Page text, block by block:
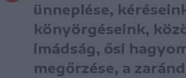
ünneplése,
könyörgéseink,
imádság, ősi
megőrzése, a